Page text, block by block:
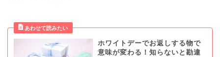
ホワイトデーでお返しする物で
意味が変わる！知らないと勘違